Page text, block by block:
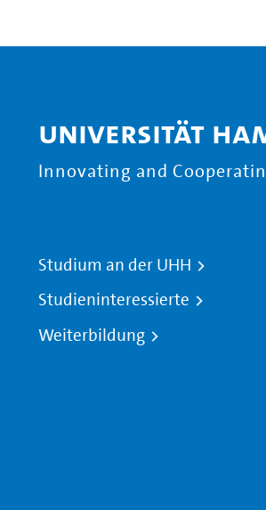
Universität
Innovating and
Studium an der UHH
Studieninteressierte
Weiterbildung